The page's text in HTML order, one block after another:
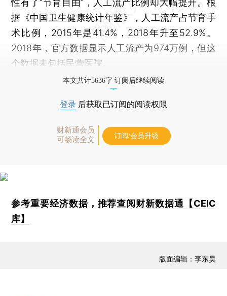
据《中国卫生健康统计年鉴》，人工流产占节育手
术比例，2015年是41.4%，2018年升至52.9%。
2018年，官方数据显示人工流产为974万例，但这
个数据未包括民营医院。
本文共计5636字 订阅后继续阅读
登录 后获取已订阅的阅读权限
财新通会员
可畅读全文
订阅/会员升级
参考重要经济数据，推荐查阅财新数据通【CEIC
库】
版面编辑：李东昊